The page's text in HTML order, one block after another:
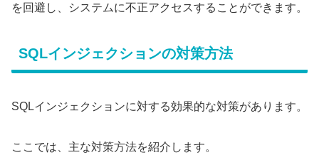
を回避し、システムに不正アクセスすることができます。
SQLインジェクションの対策方法
SQLインジェクションに対する効果的な対策があります。
ここでは、主な対策方法を紹介します。